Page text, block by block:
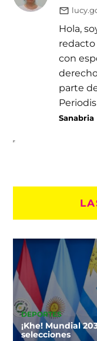
Hola,
redacto
con
parte
Sanabria
DEPORTES
¡Khe! Mundial
selecciones